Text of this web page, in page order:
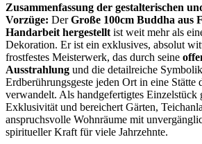
Zusammenfassung der gestalterischen
Vorzüge: DerGroße 100cm Buddha aus
Handarbeit hergestellt ist weit mehr als
Dekoration. Er ist ein exklusives, absolut
frostfestes Meisterwerk, das durch seine
Ausstrahlung und die detailreiche
Erdberührungsgeste jeden Ort in eine Stätte
verwandelt. Als handgefertigtes Einzelstück
Exklusivität und bereichert Gärten,
anspruchsvolle Wohnräume mit
spiritueller Kraft für viele Jahrzehnte.